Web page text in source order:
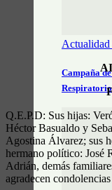
Actualidad
Campaña
Q.E.P.D: Sus hijas:
Héctor Basualdo y
Agostina Álvarez; sus
hermano político: José
Adrián, demás
agradecen